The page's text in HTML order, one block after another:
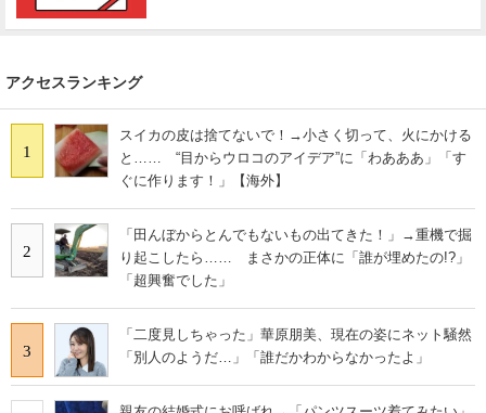
アクセスランキング
1
スイカの皮は捨てないで！→小さく切って、火にかける
と…… “目からウロコのアイデア”に「わあああ」「す
ぐに作ります！」【海外】
2
「田んぼからとんでもないもの出てきた！」→重機で掘
り起こしたら…… まさかの正体に「誰が埋めたの!?」
「超興奮でした」
3
「二度見しちゃった」華原朋美、現在の姿にネット騒然
「別人のようだ…」「誰だかわからなかったよ」